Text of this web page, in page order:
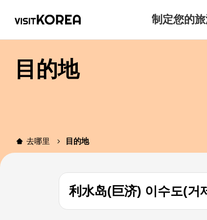
制定您的
目的地
去哪里 目的地
利水岛(巨济) 이수도(